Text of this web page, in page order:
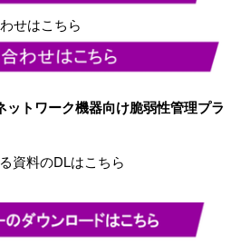
せはこちら
ットワーク機器向け脆弱性管理プラ
資料のDLはこちら